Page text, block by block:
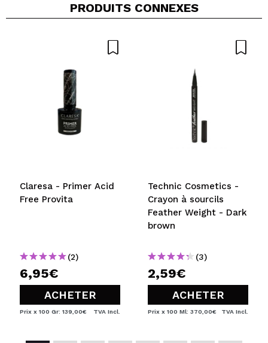
PRODUITS CONNEXES
Claresa - Primer Acid
Free Provita
(2)
6,95€
ACHETER
Prix x 100 Gr: 139,00€ TVA Incl.
Technic Cosmetics -
Crayon à sourcils
Feather Weight - Dark
brown
(3)
2,59€
ACHETER
Prix x 100 Ml: 370,00€ TVA Incl.